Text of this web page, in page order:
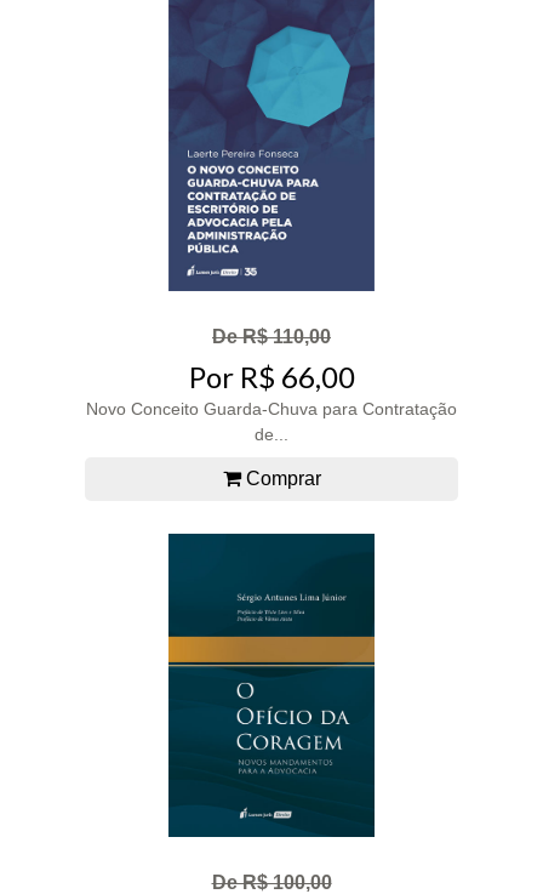
De R$ 110,00
Por R$ 66,00
Novo Conceito Guarda-Chuva para Contratação
de...
Comprar
De R$ 100,00